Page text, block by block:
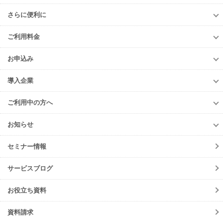
知る！産廃管理
初級編
中級編
上級編
さらに便利に
さらに便利に
TansoMiru産廃
多量排出行政報告支援サービス
再生資源利用促進支援サービス
er-contract
遠隔承認モデル
JWNETデータ取込機能
パッケージソフト
ご利用料金
ご利用料金
排出事業者様
収集運搬・
お申込み
お申込み
e-reverse.com
TansoMiru産廃
多量排出行政報告支援サービス
er-contract
再生資源利用促進支援サービス
導入企業
導入企業
収集運搬業者・
排出事業者一覧
導入事例一覧
ご利用中の方へ
ご利用中の方へ
各種お手続き
ご登録情報変更
初期設定方法
動作環境
会員規約
サービスの可用性とセキュリティ
よくあるご質問
お知らせ
お知らせ
ニュースリリース
メンテナンス
障害情報
機能リリース
イベント
セミナー情報
サービスブログ
お役立ち資料
資料請求